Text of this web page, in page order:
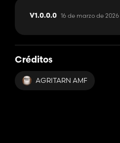
V1.0.0.0 16 de marzo de 2026
Créditos
AGRITARN AMF